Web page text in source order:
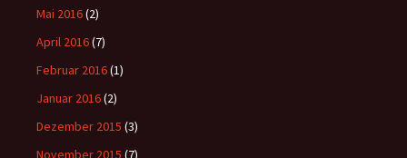
Mai 2016(2)
April 2016(7)
Februar 2016(1)
Januar 2016(2)
Dezember 2015 (3)
November 2015 (7)